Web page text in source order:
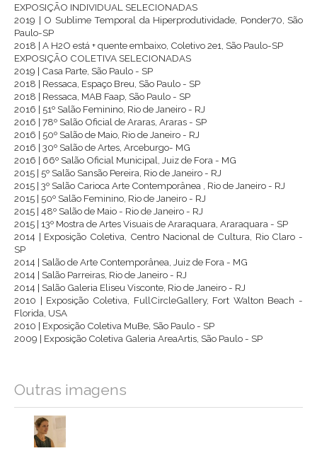
EXPOSIÇÃO INDIVIDUAL SELECIONADAS
2019 | O Sublime Temporal da Hiperprodutividade, Ponder70, São
Paulo-SP
2018 | A H2O está + quente embaixo, Coletivo 2e1, São Paulo-SP
EXPOSIÇÃO COLETIVA SELECIONADAS
2019 | Casa Parte, São Paulo - SP
2018 | Ressaca, Espaço Breu, São Paulo - SP
2018 | Ressaca, MAB Faap, São Paulo - SP
2016 | 51º Salão Feminino, Rio de Janeiro - RJ
2016 | 78º Salão Oficial de Araras, Araras - SP
2016 | 50º Salão de Maio, Rio de Janeiro - RJ
2016 | 30º Salão de Artes, Arceburgo- MG
2016 | 66º Salão Oficial Municipal, Juiz de Fora - MG
2015 | 5º Salão Sansão Pereira, Rio de Janeiro - RJ
2015 | 3º Salão Carioca Arte Contemporânea , Rio de Janeiro - RJ
2015 | 50º Salão Feminino, Rio de Janeiro - RJ
2015 | 48º Salão de Maio - Rio de Janeiro - RJ
2015 | 13º Mostra de Artes Visuais de Araraquara, Araraquara - SP
2014 | Exposição Coletiva, Centro Nacional de Cultura, Rio Claro -
SP
2014 | Salão de Arte Contemporânea, Juiz de Fora - MG
2014 | Salão Parreiras, Rio de Janeiro - RJ
2014 | Salão Galeria Eliseu Visconte, Rio de Janeiro - RJ
2010 | Exposição Coletiva, FullCircleGallery, Fort Walton Beach -
Florida, USA
2010 | Exposição Coletiva MuBe, São Paulo - SP
2009 | Exposição Coletiva Galeria AreaArtis, São Paulo - SP
Outras imagens